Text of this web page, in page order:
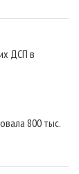
ДСП в
800 тыс.